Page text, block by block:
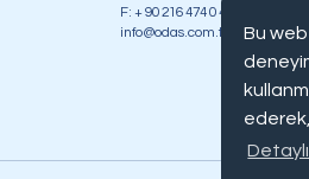
Bu
ederek,
F: + 90 216 474 0 474
info@odas.com.tr